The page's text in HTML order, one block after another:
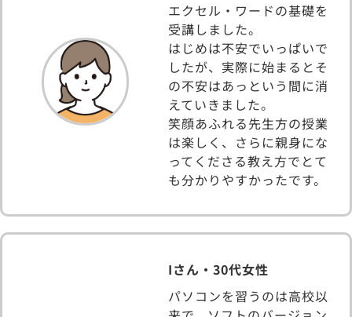
エクセル・ワードの基礎を
受講しました。
はじめは不安でいっぱいで
したが、実際に始まるとそ
の不安はあっという間に消
えていきました。
笑顔あふれる先生方の授業
は楽しく、さらに親身にな
ってくださる教え方でとて
も分かりやすかったです。
Iさん・30代女性
パソコンを習うのは高校以